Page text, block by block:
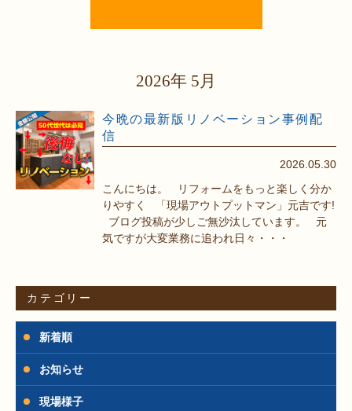
2026年 5月
今晩の最新版リノベーション事例配
信
2026.05.30
こんにちは。 リフォームをもっと楽しく分か
りやすく 「現場アウトプットマン」元吉です!
ブログ投稿が少しご無沙汰しています。 元
気ですが大変業務に追われ日々・・・
カテゴリー
新着順
お知らせ
現場様子